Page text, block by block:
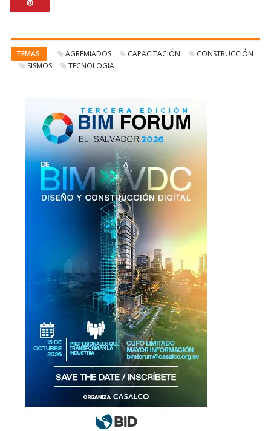
TEMAS: AGREMIADOS CAPACITACIÓN
CONSTRUCCIÓN
SISMOS
TECNOLOGIA